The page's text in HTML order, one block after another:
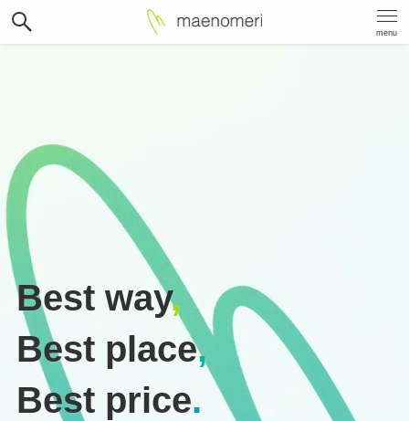
menu
Best way,
Best place,
Best price.